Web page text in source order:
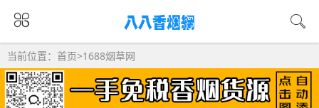
当前位置： 首页>1688烟草网